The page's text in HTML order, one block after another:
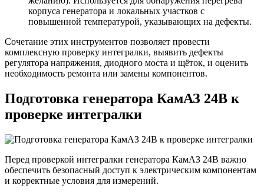
корпуса генератора и локальных участков с
повышенной температурой, указывающих на дефекты.
Сочетание этих инструментов позволяет провести
комплексную проверку интегралки, выявить дефекты
регулятора напряжения, диодного моста и щёток, и оценить
необходимость ремонта или замены компонентов.
Подготовка генератора КамАЗ 24В к
проверке интегралки
Перед проверкой интегралки генератора КамАЗ 24В важно
обеспечить безопасный доступ к электрическим компонентам
и корректные условия для измерений.